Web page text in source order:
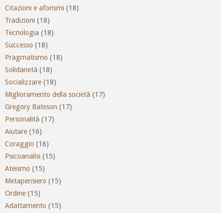
Citazioni e aforismi (18)
Tradizioni (18)
Tecnologia (18)
Successo (18)
Pragmatismo (18)
Solidarietà (18)
Socializzare (18)
Miglioramento della società (17)
Gregory Bateson (17)
Personalità (17)
Aiutare (16)
Coraggio (16)
Psicoanalisi (15)
Ateismo (15)
Metapensiero (15)
Ordine (15)
Adattamento (15)